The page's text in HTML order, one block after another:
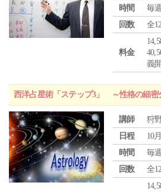
時間
毎
回数
全
料金
義
西洋占星術「ステップ3」 ～性格の細密
講師
狩
日程
10
時間
毎
回数
全